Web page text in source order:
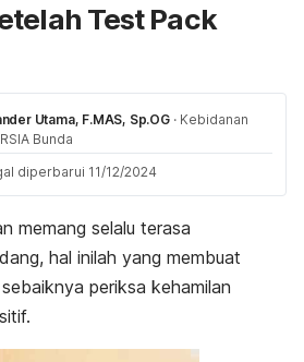
Test Pack
Utama, F.MAS, Sp.OG · Kebidanan
RSIA Bunda
diperbarui 11/12/2024
memang selalu terasa
hal inilah yang membuat
periksa kehamilan